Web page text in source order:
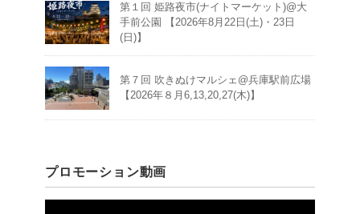
第１回 姫路夜市(ナイトマーケット)@大
手前公園 【2026年8月22日(土)・23日
(日)】
第７回 吹きぬけマルシェ@兵庫駅前広場
【2026年８月6,13,20,27(木)】
プロモーション動画